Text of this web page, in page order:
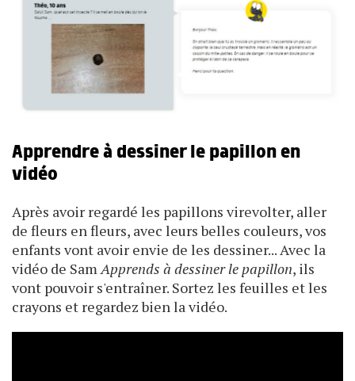
Apprendre à dessiner le papillon en
vidéo
Après avoir regardé les papillons virevolter, aller
de fleurs en fleurs, avec leurs belles couleurs, vos
enfants vont avoir envie de les dessiner... Avec la
vidéo de SamApprends à dessiner le papillon, ils
vont pouvoir s'entraîner. Sortez les feuilles et les
crayons et regardez bien la vidéo.